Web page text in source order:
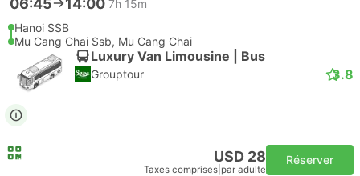
7h 15m
Hanoi SSB
Mu Cang Chai Ssb, Mu Cang Chai
Luxury Van Limousine | Bus
Grouptour 3.8
USD 28
Taxes comprises par adulte
Réserver